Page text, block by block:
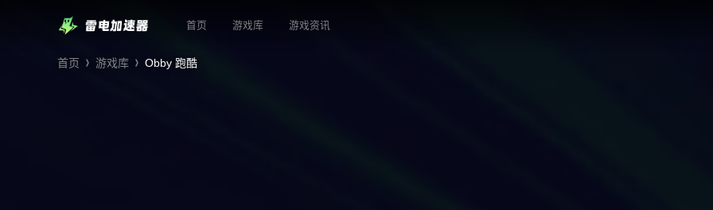
首页 游戏库 游戏资讯
首页 游戏库 Obby 跑酷